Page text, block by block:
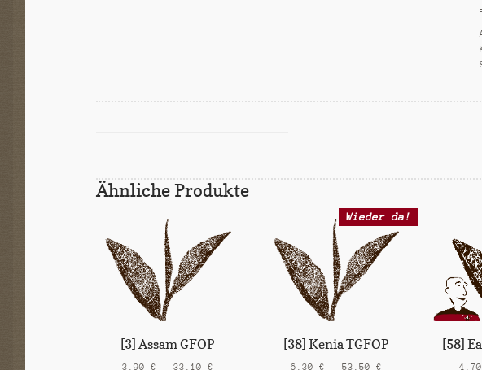
Ähnliche Produkte
[3] Assam GFOP
3,90€ –33,10€
Wieder da!
[38] Kenia TGFOP
6,30€ –53,50€
[58]
4,70